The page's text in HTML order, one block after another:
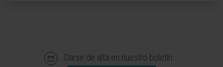
Darse de alta en nuestro boletín